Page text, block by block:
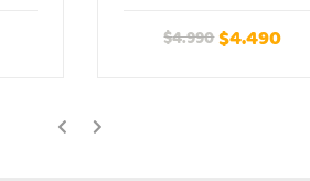
$4.990$4.490